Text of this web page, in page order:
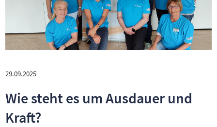
29.09.2025
Wie steht es um Ausdauer und
Kraft?